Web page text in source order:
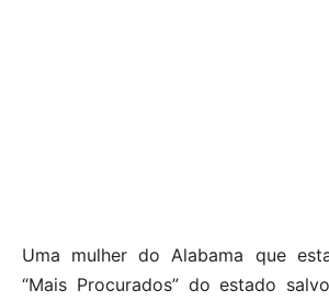
Uma mulher do Alabama que
“Mais Procurados” do estado